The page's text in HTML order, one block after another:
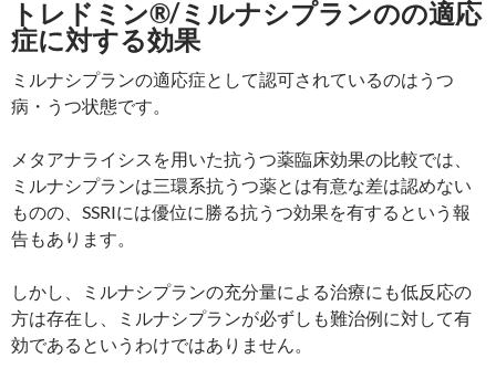
トレドミン®/ミルナシプランのの適応
症に対する効果
ミルナシプランの適応症として認可されているのはうつ
病・うつ状態です。
メタアナライシスを用いた抗うつ薬臨床効果の比較では、
ミルナシプランは三環系抗うつ薬とは有意な差は認めない
ものの、SSRIには優位に勝る抗うつ効果を有するという報
告もあります。
しかし、ミルナシプランの充分量による治療にも低反応の
方は存在し、ミルナシプランが必ずしも難治例に対して有
効であるというわけではありません。